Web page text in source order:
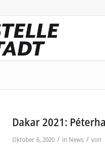
Dakar 2021:
Oktober 6, 2020 / in News / von